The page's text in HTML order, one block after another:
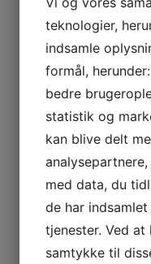
Service
Referencer
Horsens
Kempel
DSB
Info
Hvem er
teknologier,
indsamle
formål,
bedre
statistik og
kan blive delt
med data, du
de har
tjenester. Ved
samtykke til